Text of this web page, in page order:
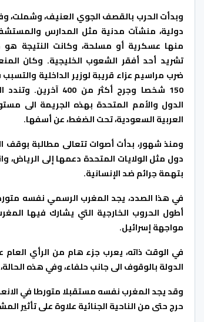
وبدأت الحرب بالقصف الجوي العنيف، وشملت،
دولية، منشآت مدنية مثل المدارس
منها عسكرية أو مسلحة، وكانت النتيجة
تشريد أحد أفقر الشعوب الخليجية. وكان
ضرب مراسيم عزاء قريبة لوزير الداخلية
150 شخصا وجرح أكثر من 400
الدول والأمم المتحدة بهذه الجريمة الى
العربية السعودية، تحت الضغط، عن أسفها.
ومنذ شهور، بدأت أصوات تتعالى مطالبة بوقف
دول مثل الولايات المتحدة دعمها إلى
بتهمة جرائم ضد الإنسانية.
في هذا الصدد، يجد المغرب الرسمي نفسه
أطول الحروب الخارجية التي يشارك فيها
مواجهة إسرائيل.
في الوقت ذاته، يعرب جزء هام من الرأي
الدولة بالوقوف الى جانب حلفاء، وفي هذه
وقد يجد المغرب نفسه مستقبلا متورطا في
حرج حتى من الناحية الجنائية علاوة على تأثير